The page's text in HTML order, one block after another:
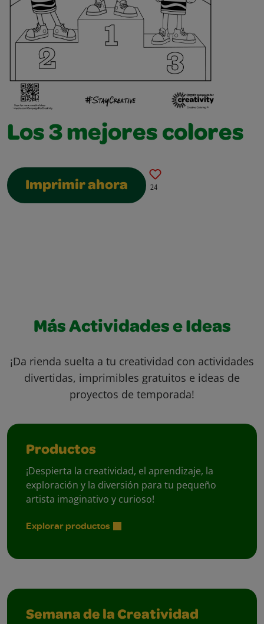
Los 3 mejores colores
Imprimir ahora 24
Más Actividades e Ideas
¡Da rienda suelta a tu creatividad con actividades
divertidas, imprimibles gratuitos e ideas de
proyectos de temporada!
Productos
¡Despierta la creatividad, el aprendizaje, la
exploración y la diversión para tu pequeño
artista imaginativo y curioso!
Explorar productos
Semana de la Creatividad